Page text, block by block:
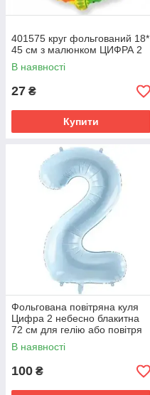
401575 круг фольгований 18*
45 см з малюнком ЦИФРА 2
В наявності
27 ₴
Купити
Фольгована повітряна куля
Цифра 2 небесно блакитна
72 см для гелію або повітря
В наявності
100 ₴